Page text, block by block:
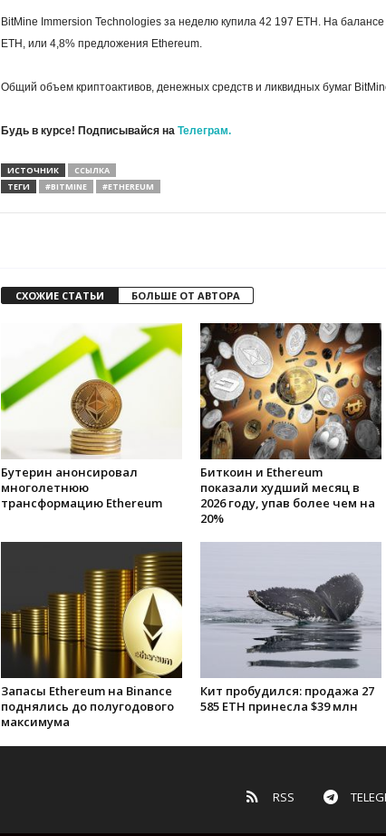
BitMine Immersion Technologies за неделю купила 42 197 ETH. На
ETH, или 4,8% предложения Ethereum.
Общий объем криптоактивов, денежных средств и ликвидных бумаг
Будь в курсе! Подписывайся на Телеграм.
ИСТОЧНИК
ССЫЛКА
ТЕГИ
#BITMINE #ETHEREUM
СХОЖИЕ СТАТЬИ БОЛЬШЕ ОТ АВТОРА
Бутерин анонсировал
многолетнюю
трансформацию Ethereum
Биткоин и Ethereum
показали худший месяц в
2026 году, упав более чем на
20%
Запасы Ethereum на Binance
поднялись до полугодового
максимума
Кит пробудился: продажа 27
585 ETH принесла $39 млн
RSS